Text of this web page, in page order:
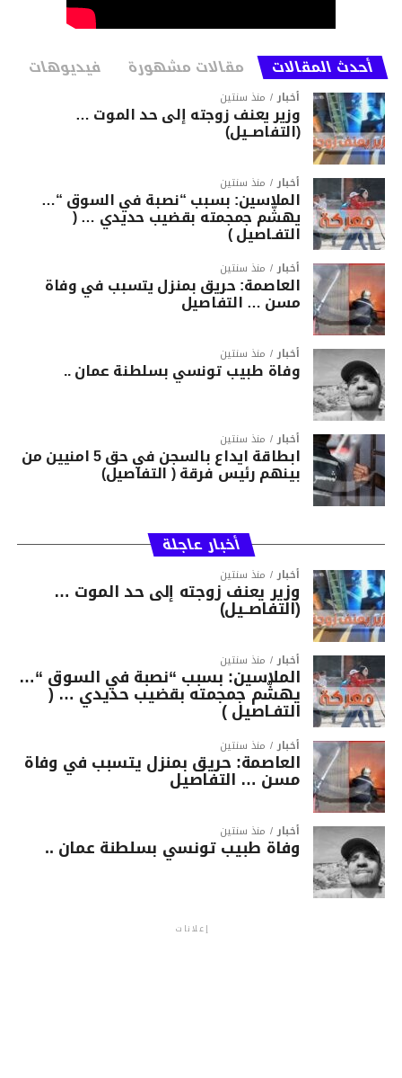
أحدث المقالات مقالات مشهورة فيديوهات
أخبار منذ سنتين
وزير يعنف زوجته إلى حد الموت …
(التفاصــيل)
أخبار منذ سنتين
الملاسين: بسبب “نصبة في السوق “…
يهشّم جمجمته بقضيب حديدي … (
التفـاصيل )
أخبار منذ سنتين
العاصمة: حريق بمنزل يتسبب في وفاة
مسن … التفاصيل
أخبار منذ سنتين
وفاة طبيب تونسي بسلطنة عمان ..
أخبار منذ سنتين
ابطاقة ايداع بالسجن في حق 5 امنيين من
بينهم رئيس فرقة ( التفاصيل)
أخبار عاجلة
أخبار منذ سنتين
وزير يعنف زوجته إلى حد الموت …
(التفاصــيل)
أخبار منذ سنتين
الملاسين: بسبب “نصبة في السوق “…
يهشّم جمجمته بقضيب حديدي … (
التفـاصيل )
أخبار منذ سنتين
العاصمة: حريق بمنزل يتسبب في وفاة
مسن … التفاصيل
أخبار منذ سنتين
وفاة طبيب تونسي بسلطنة عمان ..
إعلانات